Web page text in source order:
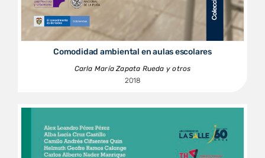
Comodidad ambiental en aulas escolares
Carla María Zapata Rueda y otros
2018